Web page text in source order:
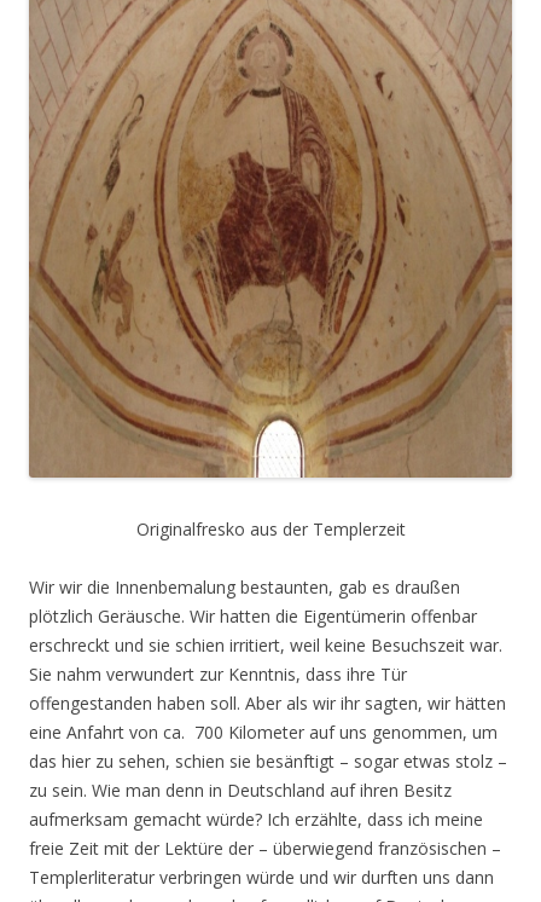
Originalfresko aus der Templerzeit
Wir wir die Innenbemalung bestaunten, gab es draußen
plötzlich Geräusche. Wir hatten die Eigentümerin offenbar
erschreckt und sie schien irritiert, weil keine Besuchszeit war.
Sie nahm verwundert zur Kenntnis, dass ihre Tür
offengestanden haben soll. Aber als wir ihr sagten, wir hätten
eine Anfahrt von ca. 700 Kilometer auf uns genommen, um
das hier zu sehen, schien sie besänftigt – sogar etwas stolz –
zu sein. Wie man denn in Deutschland auf ihren Besitz
aufmerksam gemacht würde? Ich erzählte, dass ich meine
freie Zeit mit der Lektüre der – überwiegend französischen –
Templerliteratur verbringen würde und wir durften uns dann